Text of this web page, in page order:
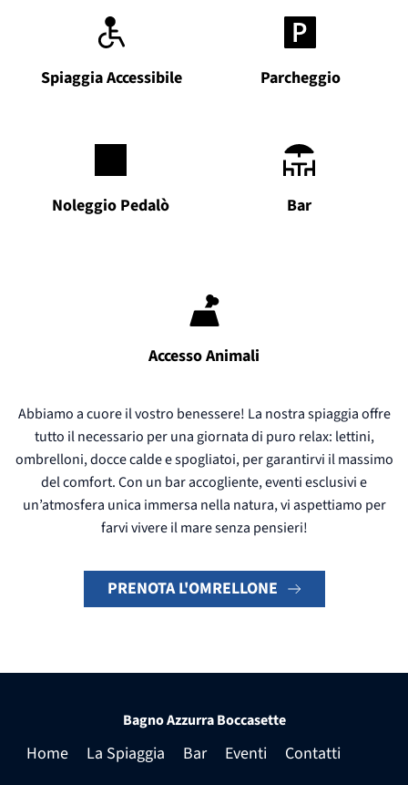
Spiaggia Accessibile Parcheggio
Noleggio Pedalò Bar
Accesso Animali
Abbiamo a cuore il vostro benessere! La nostra spiaggia offre
tutto il necessario per una giornata di puro relax: lettini,
ombrelloni, docce calde e spogliatoi, per garantirvi il massimo
del comfort. Con un bar accogliente, eventi esclusivi e
un’atmosfera unica immersa nella natura, vi aspettiamo per
farvi vivere il mare senza pensieri!
PRENOTA L'OMRELLONE
Bagno Azzurra Boccasette
Home La Spiaggia Bar Eventi Contatti